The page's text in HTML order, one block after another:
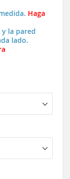
Haga
la pared
lado.